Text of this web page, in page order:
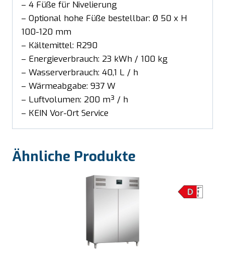
– 4 Füße für Nivelierung
– Optional hohe Füße bestellbar: Ø 50 x H
100-120 mm
– Kältemittel: R290
– Energieverbrauch: 23 kWh / 100 kg
– Wasserverbrauch: 40,1 L / h
– Wärmeabgabe: 937 W
– Luftvolumen: 200 m³ / h
– KEIN Vor-Ort Service
Ähnliche Produkte